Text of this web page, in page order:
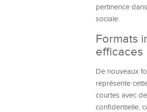
pertinence
sociale.
Formats
efficaces
De nouveaux
représente
courtes avec
confidentielle,